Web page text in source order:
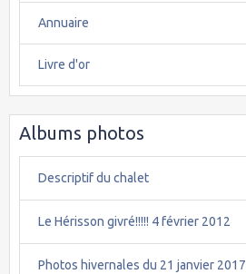
Annuaire
Livre d'or
Albums photos
Descriptif du chalet
Le Hérisson givré!!!!! 4 février 2012
Photos hivernales du 21 janvier 2017